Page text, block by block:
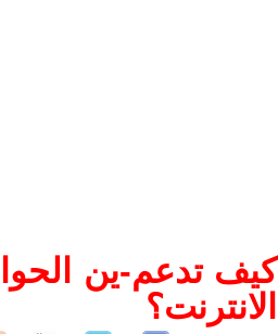
كيف تدعم-ين
الانترنت؟